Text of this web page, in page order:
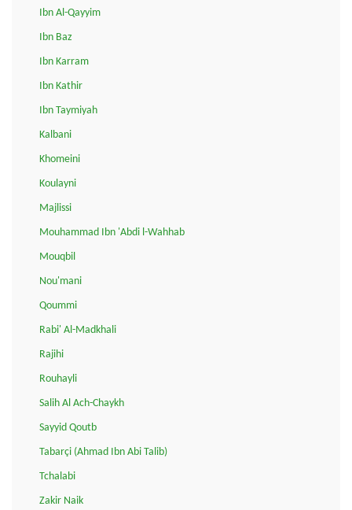
Ibn Al-Qayyim
Ibn Baz
Ibn Karram
Ibn Kathir
Ibn Taymiyah
Kalbani
Khomeini
Koulayni
Majlissi
Mouhammad Ibn 'Abdi l-Wahhab
Mouqbil
Nou'mani
Qoummi
Rabi' Al-Madkhali
Rajihi
Rouhayli
Salih Al Ach-Chaykh
Sayyid Qoutb
Tabarçi (Ahmad Ibn Abi Talib)
Tchalabi
Zakir Naik